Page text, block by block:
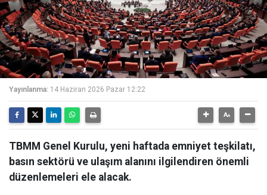
Yayınlanma: 14 Haziran 2026 Pazar 12:22
TBMM Genel Kurulu, yeni haftada emniyet teşkilatı,
basın sektörü ve ulaşım alanını ilgilendiren önemli
düzenlemeleri ele alacak.